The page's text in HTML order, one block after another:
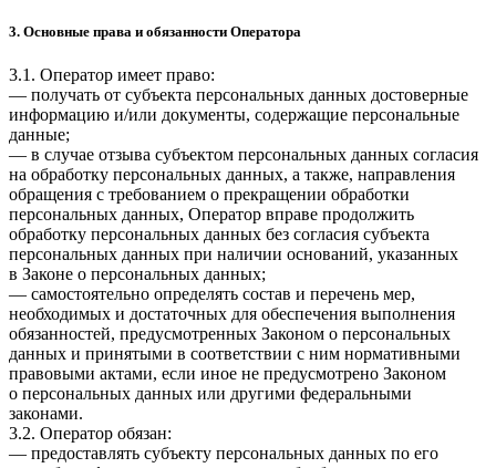
3. Основные права и обязанности Оператора
3.1. Оператор имеет право:
— получать от субъекта персональных данных достоверные
информацию и/или документы, содержащие персональные
данные;
— в случае отзыва субъектом персональных данных согласия
на обработку персональных данных, а также, направления
обращения с требованием о прекращении обработки
персональных данных, Оператор вправе продолжить
обработку персональных данных без согласия субъекта
персональных данных при наличии оснований, указанных
в Законе о персональных данных;
— самостоятельно определять состав и перечень мер,
необходимых и достаточных для обеспечения выполнения
обязанностей, предусмотренных Законом о персональных
данных и принятыми в соответствии с ним нормативными
правовыми актами, если иное не предусмотрено Законом
о персональных данных или другими федеральными
законами.
3.2. Оператор обязан:
— предоставлять субъекту персональных данных по его